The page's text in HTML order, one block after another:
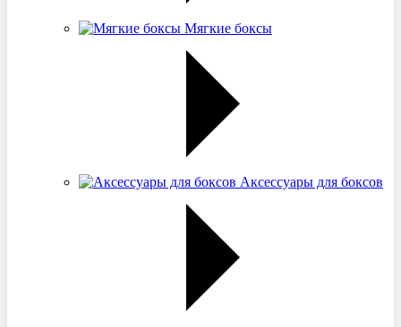
Мягкие боксы
Аксессуары для боксов